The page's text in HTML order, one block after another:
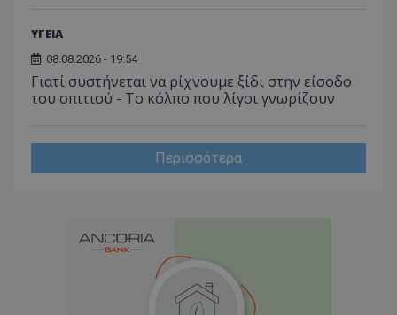
ΥΓΕΙΑ
08.08.2026 - 19:54
Γιατί συστήνεται να ρίχνουμε ξίδι στην είσοδο
του σπιτιού - Το κόλπο που λίγοι γνωρίζουν
Περισσότερα